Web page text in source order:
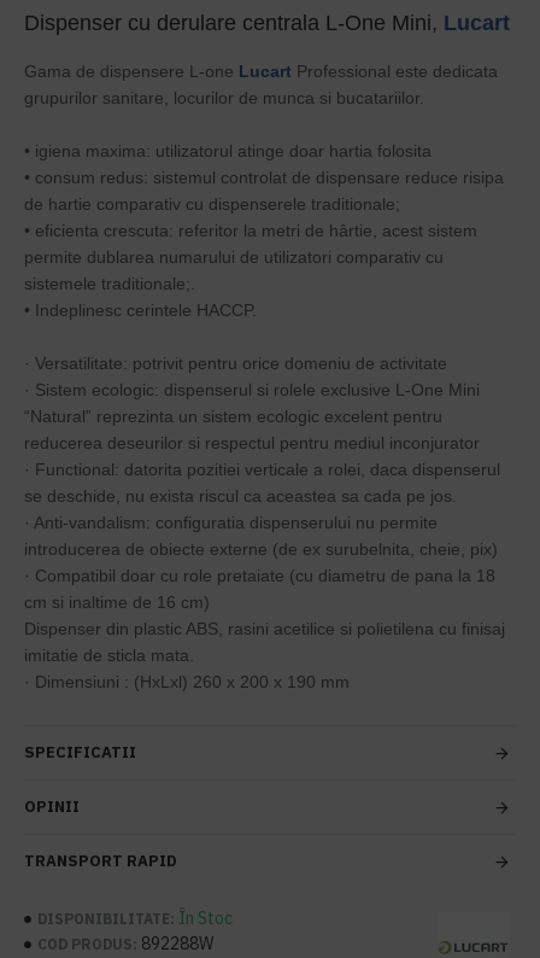
Dispenser cu derulare centrala L-One Mini, Lucart
Gama de dispensere L-one Lucart Professional este dedicata
grupurilor sanitare, locurilor de munca si bucatariilor.
• igiena maxima: utilizatorul atinge doar hartia folosita
• consum redus: sistemul controlat de dispensare reduce risipa
de hartie comparativ cu dispenserele traditionale;
• eficienta crescuta: referitor la metri de hârtie, acest sistem
permite dublarea numarului de utilizatori comparativ cu
sistemele traditionale;.
• Indeplinesc cerintele HACCP.
· Versatilitate: potrivit pentru orice domeniu de activitate
· Sistem ecologic: dispenserul si rolele exclusive L-One Mini
“Natural” reprezinta un sistem ecologic excelent pentru
reducerea deseurilor si respectul pentru mediul inconjurator
· Functional: datorita pozitiei verticale a rolei, daca dispenserul
se deschide, nu exista riscul ca aceastea sa cada pe jos.
· Anti-vandalism: configuratia dispenserului nu permite
introducerea de obiecte externe (de ex surubelnita, cheie, pix)
· Compatibil doar cu role pretaiate (cu diametru de pana la 18
cm si inaltime de 16 cm)
Dispenser din plastic ABS, rasini acetilice si polietilena cu finisaj
imitatie de sticla mata.
· Dimensiuni : (HxLxl) 260 x 200 x 190 mm
SPECIFICATII
OPINII
TRANSPORT RAPID
DISPONIBILITATE: În Stoc
COD PRODUS: 892288W